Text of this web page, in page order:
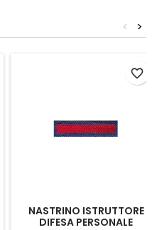
>
<
NASTRINO ISTRUTTORE
DIFESA PERSONALE
favorite_border